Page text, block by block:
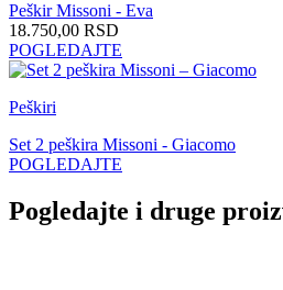
Peškir Missoni - Eva
18.750,00 RSD
POGLEDAJTE
Peškiri
Set 2 peškira Missoni - Giacomo
POGLEDAJTE
Pogledajte i druge